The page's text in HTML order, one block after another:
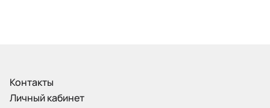
Контакты
Личный кабинет